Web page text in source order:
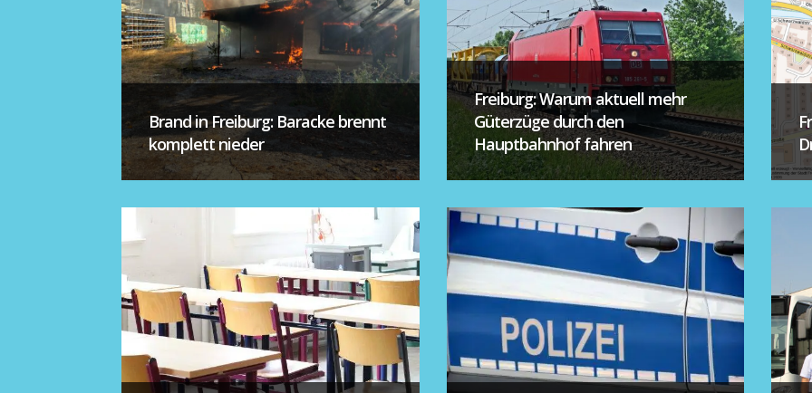
Brand in Freiburg: Baracke brennt
komplett nieder
Freiburg: Warum aktuell mehr
Güterzüge durch den
Hauptbahnhof fahren